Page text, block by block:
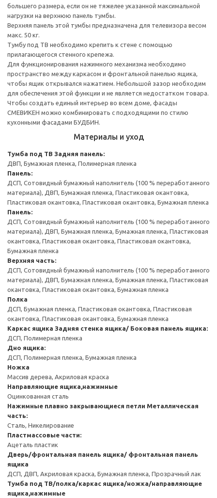
большего размера, если он не тяжелее указанной максимальной
нагрузки на верхнюю панель тумбы.
Верхняя панель этой тумбы предназначена для телевизора весом
макс. 50 кг.
Тумбу под ТВ необходимо крепить к стене с помощью
прилагающегося стенного крепежа.
Для функционирования нажимного механизма необходимо
пространство между каркасом и фронтальной панелью ящика,
чтобы ящик открывался нажатием. Небольшой зазор необходим
для обеспечения этой функции и не является недостатком товара.
Чтобы создать единый интерьер во всем доме, фасады
СМЕВИКЕН можно комбинировать с подходящими по стилю
кухонными фасадами БУДБИН.
Материалы и уход
Тумба под ТВ Задняя панель:
ДВП, Бумажная пленка, Полимерная пленка
Панель:
ДСП, Сотовидный бумажный наполнитель (100 % переработанного
материала), ДВП, Бумажная пленка, Пластиковая окантовка,
Пластиковая окантовка, Пластиковая окантовка, Бумажная пленка
Панель:
ДСП, Сотовидный бумажный наполнитель (100 % переработанного
материала), ДВП, Бумажная пленка, Бумажная пленка, Пластиковая
окантовка, Пластиковая окантовка, Пластиковая окантовка,
Бумажная пленка
Верхняя часть:
ДСП, Сотовидный бумажный наполнитель (100 % переработанного
материала), ДВП, Бумажная пленка, Бумажная пленка, Пластиковая
окантовка, Пластиковая окантовка, Бумажная пленка
Полка
ДСП, Бумажная пленка, Пластиковая окантовка, Пластиковая
окантовка, Пластиковая окантовка, Бумажная пленка
Каркас ящика Задняя стенка ящика/ Боковая панель ящика:
ДСП, Полимерная пленка
Дно ящика:
ДСП, Полимерная пленка, Бумажная пленка
Ножка
Массив дерева, Акриловая краска
Направляющие ящика,нажимные
Оцинкованная сталь
Нажимные плавно закрывающиеся петли Металлическая
часть:
Сталь, Никелирование
Пластмассовые части:
Ацеталь пластик
Дверь/фронтальная панель ящика/ фронтальная панель
ящика
ДСП, ДВП, Акриловая краска, Бумажная пленка, Прозрачный лак
Тумба под ТВ/полка/каркас ящика/ножка/направляющие
ящика,нажимные